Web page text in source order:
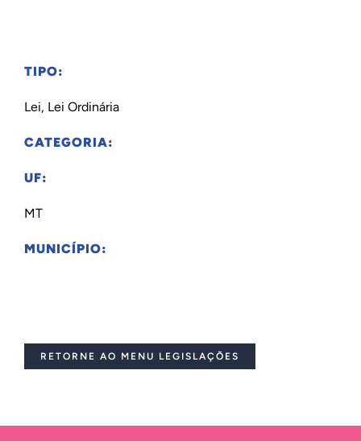
TIPO:
Lei, Lei Ordinária
CATEGORIA:
UF:
MT
MUNICÍPIO:
RETORNE AO MENU LEGISLAÇÕES